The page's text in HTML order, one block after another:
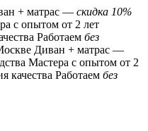
+ матрас — скидка 10%
с опытом от 2 лет
Работаем без
Диван + матрас —
Мастера с опытом от 2
качества Работаем без